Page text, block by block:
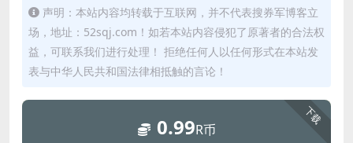
声明：本站内容均转载于互联网，并不代表搜券军博客立
场，地址：52sqj.com！如若本站内容侵犯了原著者的合法权
益，可联系我们进行处理！ 拒绝任何人以任何形式在本站发
表与中华人民共和国法律相抵触的言论！
下载
0.99R币